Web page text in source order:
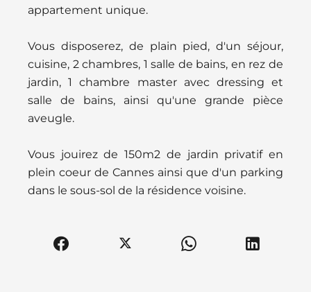
appartement unique.
Vous disposerez, de plain pied, d'un séjour,
cuisine, 2 chambres, 1 salle de bains, en rez de
jardin, 1 chambre master avec dressing et
salle de bains, ainsi qu'une grande pièce
aveugle.
Vous jouirez de 150m2 de jardin privatif en
plein coeur de Cannes ainsi que d'un parking
dans le sous-sol de la résidence voisine.